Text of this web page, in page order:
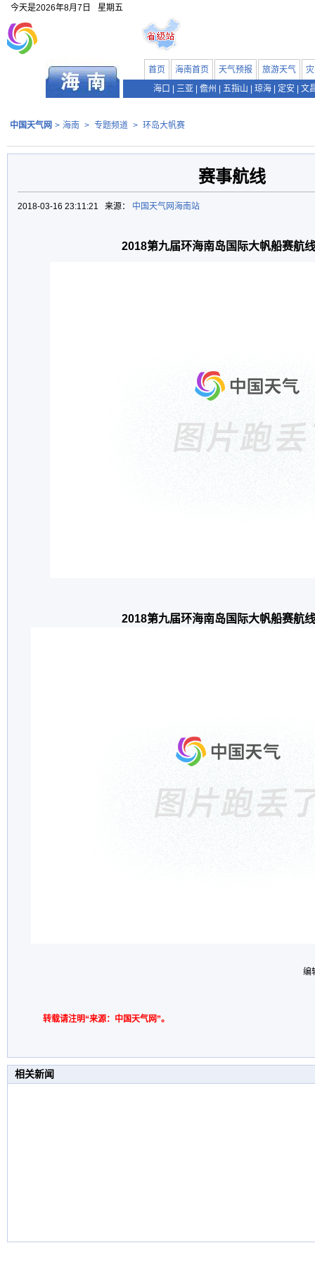
今天是2026年8月7日 星期五
首页 海南首页 天气预报 旅游天气
海口
三亚 儋州 五指山 琼海 定安 文
中国天气网 > 海南 > 专题频道 > 环岛大帆赛
赛事航线
2018-03-16 23:11:21 来源： 中国天气网海南站
2018第九届环海南岛国际大帆船赛航
2018第九届环海南岛国际大帆船赛航
编
转载请注明“来源：中国天气网”。
相关新闻